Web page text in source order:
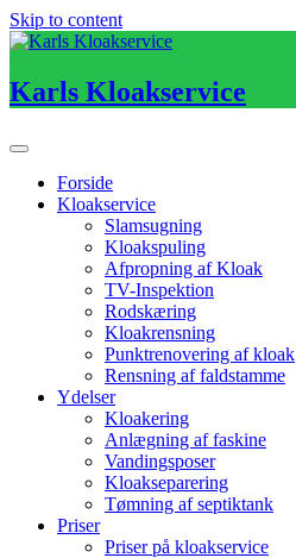
Skip to content
Karls Kloakservice
Forside
Kloakservice
Slamsugning
Kloakspuling
Afpropning af Kloak
TV-Inspektion
Rodskæring
Kloakrensning
Punktrenovering af kloak
Rensning af faldstamme
Ydelser
Kloakering
Anlægning af faskine
Vandingsposer
Kloakseparering
Tømning af septiktank
Priser
Priser på kloakservice